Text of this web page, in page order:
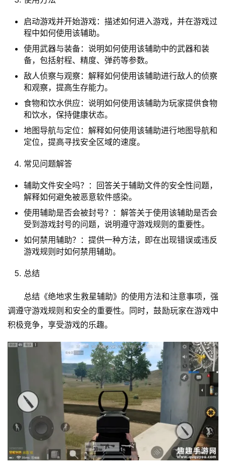
启动游戏并开始游戏：描述如何进入游戏，并在游戏过
程中如何使用该辅助。
使用武器与装备：说明如何使用该辅助中的武器和装
备，包括射程、精度、弹药等参数。
敌人侦察与观察：解释如何使用该辅助进行敌人的侦察
和观察，提高生存能力。
食物和饮水供应：说明如何使用该辅助为玩家提供食物
和饮水，保持健康状态。
地图导航与定位：解释如何使用该辅助进行地图导航和
定位，提高寻找安全区域的速度。
常见问题解答
辅助文件安全吗？：回答关于辅助文件的安全性问题，
解释如何避免被恶意软件感染。
使用辅助是否会被封号？：解答关于使用该辅助是否会
受到游戏封号的问题，说明遵守游戏规则的重要性。
如何禁用辅助？：提供一种方法，即在出现错误或违反
游戏规则时如何禁用辅助。
总结
总结《绝地求生救星辅助》的使用方法和注意事项，强
调遵守游戏规则和安全的重要性。同时，鼓励玩家在游戏中
积极竞争，享受游戏的乐趣。